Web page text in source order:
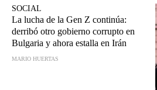
SOCIAL
La lucha de la Gen Z continúa:
derribó otro gobierno corrupto en
Bulgaria y ahora estalla en Irán
MARIO HUERTAS